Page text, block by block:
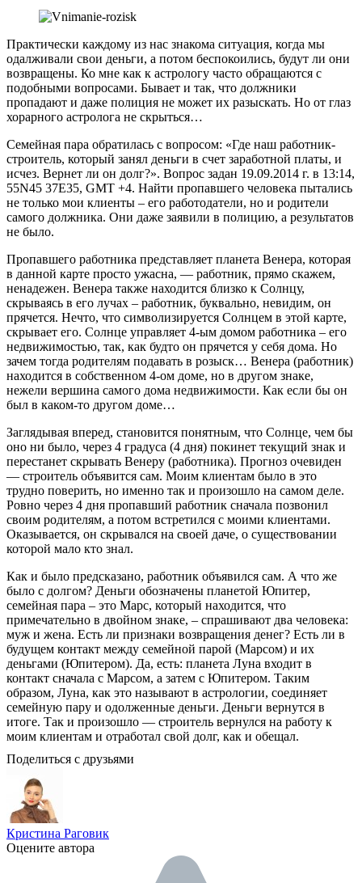
Практически каждому из нас знакома ситуация, когда мы
одалживали свои деньги, а потом беспокоились, будут ли они
возвращены. Ко мне как к астрологу часто обращаются с
подобными вопросами. Бывает и так, что должники
пропадают и даже полиция не может их разыскать. Но от глаз
хорарного астролога не скрыться…
Семейная пара обратилась с вопросом: «Где наш работник-
строитель, который занял деньги в счет заработной платы, и
исчез. Вернет ли он долг?». Вопрос задан 19.09.2014 г. в 13:14,
55N45 37E35, GMT +4. Найти пропавшего человека пытались
не только мои клиенты – его работодатели, но и родители
самого должника. Они даже заявили в полицию, а результатов
не было.
Пропавшего работника представляет планета Венера, которая
в данной карте просто ужасна, — работник, прямо скажем,
ненадежен. Венера также находится близко к Солнцу,
скрываясь в его лучах – работник, буквально, невидим, он
прячется. Нечто, что символизируется Солнцем в этой карте,
скрывает его. Солнце управляет 4-ым домом работника – его
недвижимостью, так, как будто он прячется у себя дома. Но
зачем тогда родителям подавать в розыск… Венера (работник)
находится в собственном 4-ом доме, но в другом знаке,
нежели вершина самого дома недвижимости. Как если бы он
был в каком-то другом доме…
Заглядывая вперед, становится понятным, что Солнце, чем бы
оно ни было, через 4 градуса (4 дня) покинет текущий знак и
перестанет скрывать Венеру (работника). Прогноз очевиден
— строитель объявится сам. Моим клиентам было в это
трудно поверить, но именно так и произошло на самом деле.
Ровно через 4 дня пропавший работник сначала позвонил
своим родителям, а потом встретился с моими клиентами.
Оказывается, он скрывался на своей даче, о существовании
которой мало кто знал.
Как и было предсказано, работник объявился сам. А что же
было с долгом? Деньги обозначены планетой Юпитер,
семейная пара – это Марс, который находится, что
примечательно в двойном знаке, – спрашивают два человека:
муж и жена. Есть ли признаки возвращения денег? Есть ли в
будущем контакт между семейной парой (Марсом) и их
деньгами (Юпитером). Да, есть: планета Луна входит в
контакт сначала с Марсом, а затем с Юпитером. Таким
образом, Луна, как это называют в астрологии, соединяет
семейную пару и одолженные деньги. Деньги вернутся в
итоге. Так и произошло — строитель вернулся на работу к
моим клиентам и отработал свой долг, как и обещал.
Поделиться с друзьями
Кристина Раговик
Оцените автора